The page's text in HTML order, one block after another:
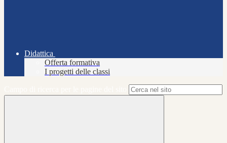
Didattica
Offerta formativa
I progetti delle classi